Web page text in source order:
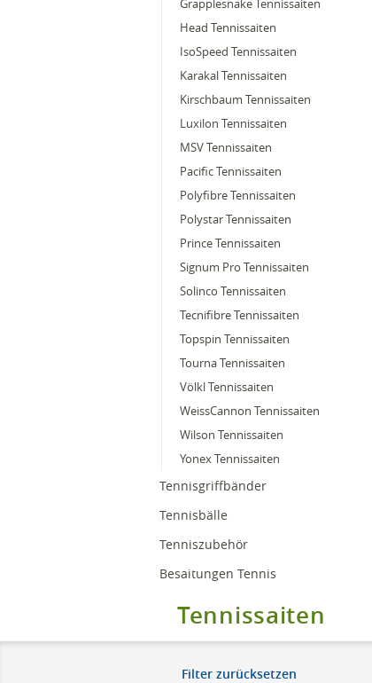
Grapplesnake Tennissaiten
Head Tennissaiten
IsoSpeed Tennissaiten
Karakal Tennissaiten
Kirschbaum Tennissaiten
Luxilon Tennissaiten
MSV Tennissaiten
Pacific Tennissaiten
Polyfibre Tennissaiten
Polystar Tennissaiten
Prince Tennissaiten
Signum Pro Tennissaiten
Solinco Tennissaiten
Tecnifibre Tennissaiten
Topspin Tennissaiten
Tourna Tennissaiten
Völkl Tennissaiten
WeissCannon Tennissaiten
Wilson Tennissaiten
Yonex Tennissaiten
Tennisgriffbänder
Tennisbälle
Tenniszubehör
Besaitungen Tennis
Tennissaiten
Filter zurücksetzen